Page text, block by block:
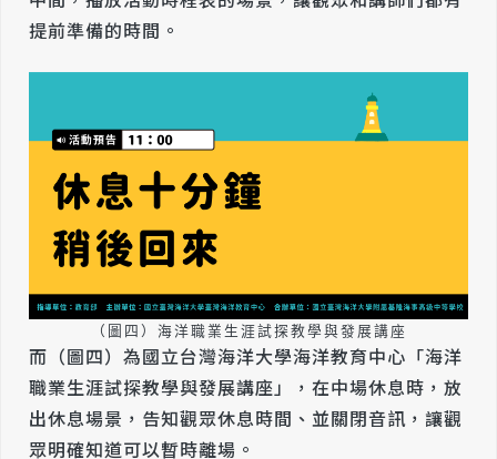
提前準備的時間。
（圖四）海洋職業生涯試探教學與發展講座
而（圖四）為國立台灣海洋大學海洋教育中心「海洋
職業生涯試探教學與發展講座」，在中場休息時，放
出休息場景，告知觀眾休息時間、並關閉音訊，讓觀
眾明確知道可以暫時離場。